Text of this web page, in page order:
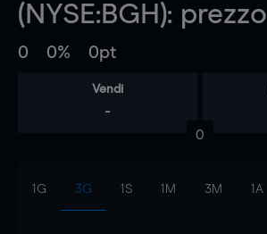
(NYSE:BGH): prezzo
0 0% 0pt
Vendi
-
0
1G 3G 1S 1M 3M 1A